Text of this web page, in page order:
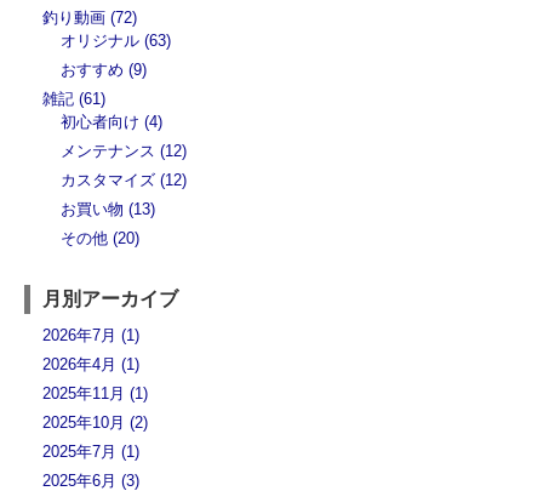
釣り動画 (72)
オリジナル (63)
おすすめ (9)
雑記 (61)
初心者向け (4)
メンテナンス (12)
カスタマイズ (12)
お買い物 (13)
その他 (20)
月別アーカイブ
2026年7月 (1)
2026年4月 (1)
2025年11月 (1)
2025年10月 (2)
2025年7月 (1)
2025年6月 (3)